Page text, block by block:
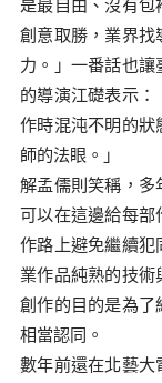
是最自由、沒有
創意取勝，業界找
力。」一番話也讓
的導演江礎表示：
作時混沌不明的狀
師的法眼。」
解孟儒則笑稱，多
可以在這邊給每部
作路上避免繼續犯
業作品純熟的技
創作的目的是為了
相當認同。
數年前還在北藝大